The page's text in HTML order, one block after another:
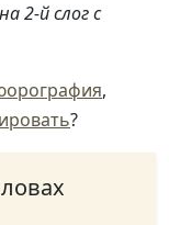
2-й слог с
,
?